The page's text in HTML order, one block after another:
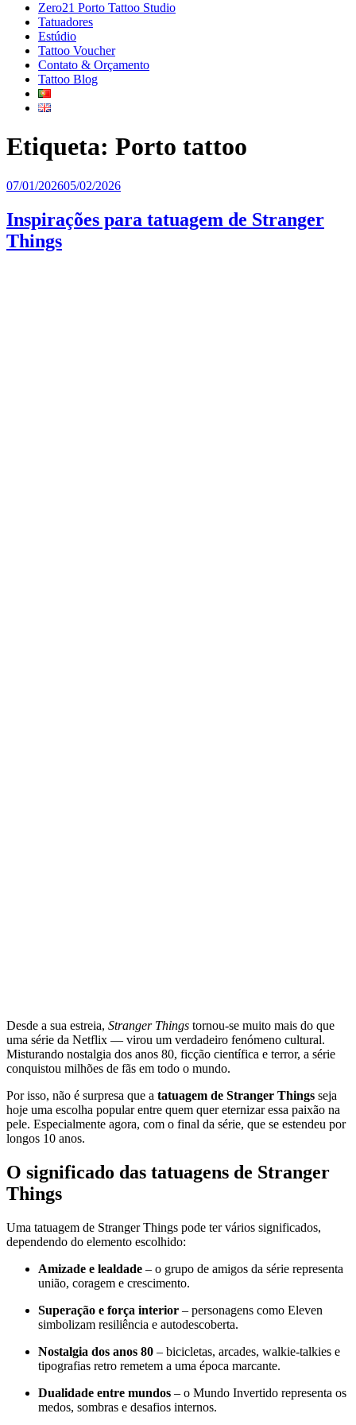
Zero21 Porto Tattoo Studio
Tatuadores
Estúdio
Tattoo Voucher
Contato & Orçamento
Tattoo Blog
Etiqueta: Porto tattoo
Publicado
07/01/202605/02/2026
Inspirações para tatuagem de Stranger
Things
Desde a sua estreia, Stranger Things tornou-se muito mais do que
uma série da Netflix — virou um verdadeiro fenómeno cultural.
Misturando nostalgia dos anos 80, ficção científica e terror, a série
conquistou milhões de fãs em todo o mundo.
Por isso, não é surpresa que a tatuagem de Stranger Things seja
hoje uma escolha popular entre quem quer eternizar essa paixão na
pele. Especialmente agora, com o final da série, que se estendeu por
longos 10 anos.
O significado das tatuagens de Stranger
Things
Uma tatuagem de Stranger Things pode ter vários significados,
dependendo do elemento escolhido:
Amizade e lealdade – o grupo de amigos da série representa
união, coragem e crescimento.
Superação e força interior – personagens como Eleven
simbolizam resiliência e autodescoberta.
Nostalgia dos anos 80 – bicicletas, arcades, walkie-talkies e
tipografias retro remetem a uma época marcante.
Dualidade entre mundos – o Mundo Invertido representa os
medos, sombras e desafios internos.